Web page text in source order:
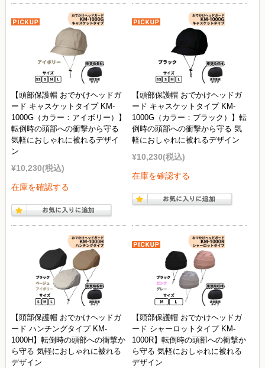
【頭部保護帽 おでかけヘッドガ
ード キャスケットタイプ KM-
1000G（カラー：アイボリー）】
転倒時の頭部への衝撃から守る
気軽におしゃれに被れるデザイ
ン
¥10,230(税込)
在庫を確認する
【頭部保護帽 おでかけヘッドガ
ード キャスケットタイプ KM-
1000G（カラー：ブラック）】転
倒時の頭部への衝撃から守る 気
軽におしゃれに被れるデザイン
¥10,230(税込)
在庫を確認する
【頭部保護帽 おでかけヘッドガ
ード ハンチングタイプ KM-
1000H】転倒時の頭部への衝撃か
ら守る 気軽におしゃれに被れる
デザイン
【頭部保護帽 おでかけヘッドガ
ード シャーロットタイプ KM-
1000R】転倒時の頭部への衝撃か
ら守る 気軽におしゃれに被れる
デザイン